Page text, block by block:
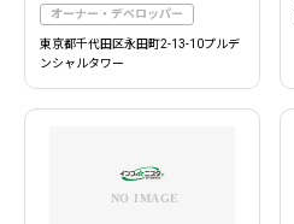
オーナー・デベロッパー
東京都千代田区永田町2-13-10プルデ
ンシャルタワー